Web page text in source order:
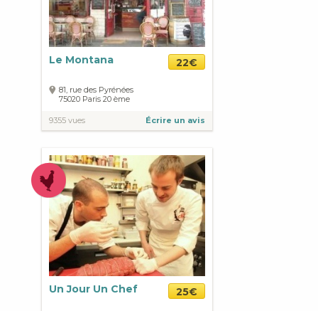
Le Montana 22€
81, rue des Pyrénées
75020 Paris 20 ème
9355 vues Écrire un avis
Un Jour Un Chef 25€